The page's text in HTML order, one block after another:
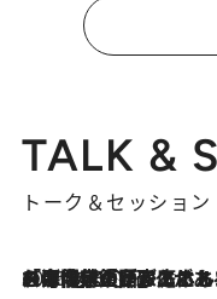
TALK &
トーク＆セッション
2026.8.3
「今後値上げがあるとすれば…」「リスクがあるのは今年の冬」エネルギー専門家が語る、ホルムズ海峡封鎖が家庭にもたらす“ある心配”